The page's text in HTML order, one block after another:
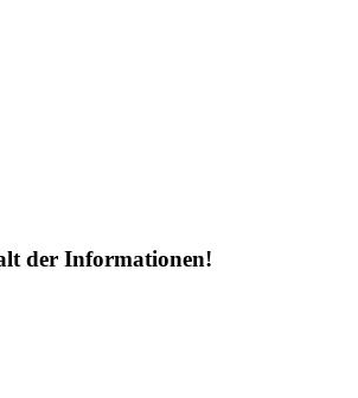
der Informationen!